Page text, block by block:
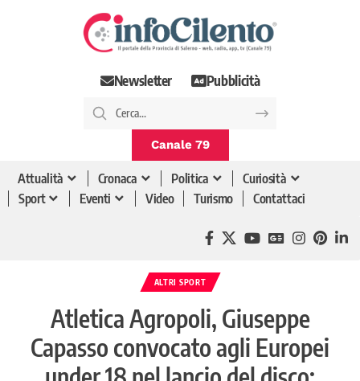
Newsletter Pubblicità
Canale 79
Attualità Cronaca Politica
Curiosità
Sport
Eventi Video Turismo Contattaci
ALTRI SPORT
Atletica Agropoli, Giuseppe
Capasso convocato agli Europei